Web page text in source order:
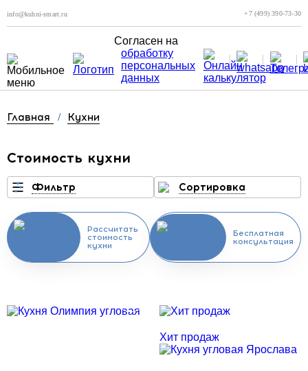
info@kuhni-smart.ru +7 (499) 390-73-30
Согласен на
обработку
персональных
данных
Главная / Кухни
Стоимость кухни
Фильтр Сортировка
Рассчитать
стоимость
кухни
Бесплатная
консультация
Хит продаж